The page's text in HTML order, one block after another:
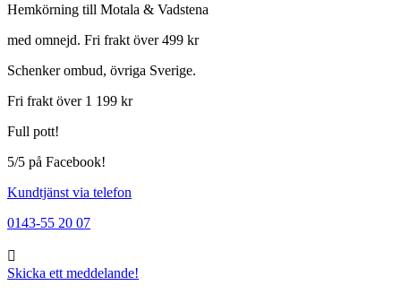
Hemkörning till Motala & Vadstena
med omnejd. Fri frakt över 499 kr
Schenker ombud, övriga Sverige.
Fri frakt över 1 199 kr
Full pott!
5/5 på Facebook!
Kundtjänst via telefon
0143-55 20 07
Skicka ett meddelande!